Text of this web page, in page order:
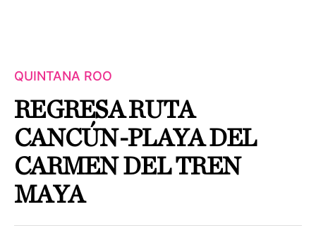
QUINTANA ROO
REGRESA RUTA
CANCÚN-PLAYA DEL
CARMEN DEL TREN
MAYA